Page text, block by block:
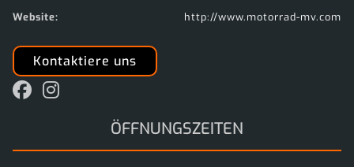
Website:
http://www.motorrad-mv.com
Kontaktiere uns
ÖFFNUNGSZEITEN